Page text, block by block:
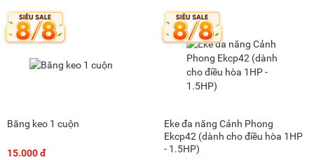
Băng keo 1 cuộn
15.000 đ
Eke đa năng Cảnh Phong
Ekcp42 (dành cho điều hòa 1HP
- 1.5HP)